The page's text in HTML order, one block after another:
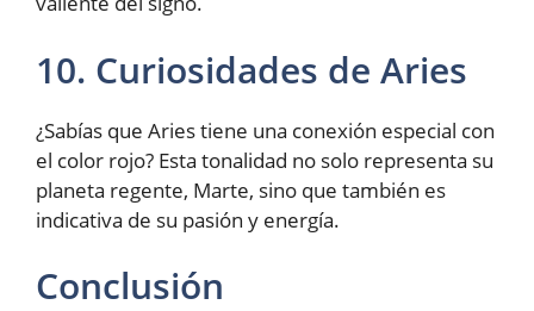
10. Curiosidades de Aries
¿Sabías que Aries tiene una conexión especial con
el color rojo? Esta tonalidad no solo representa su
planeta regente, Marte, sino que también es
indicativa de su pasión y energía.
Conclusión